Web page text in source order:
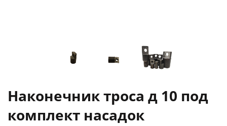
Наконечник троса д 10 под
комплект насадок